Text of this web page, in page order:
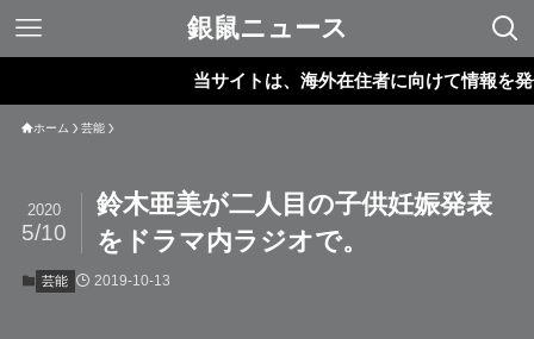
銀鼠ニュース
当サイトは、海外在住者に向けて情報を発信して
ホーム 芸能
鈴木亜美が二人目の子供妊娠発表
をドラマ内ラジオで。
2020
5/10
芸能 2019-10-13